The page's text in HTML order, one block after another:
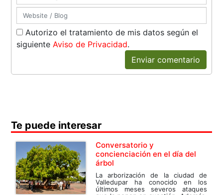
Autorizo el tratamiento de mis datos según el
siguiente Aviso de Privacidad.
Enviar comentario
Te puede interesar
Conversatorio y
concienciación en el día del
árbol
La arborización de la ciudad de
Valledupar ha conocido en los
últimos meses severos ataques